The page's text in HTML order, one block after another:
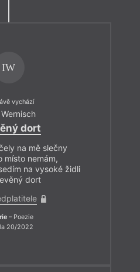
IW
vychází
dort
na mě slečny
místo nemám,
na vysoké židli
dort
– Poezie
20/2022